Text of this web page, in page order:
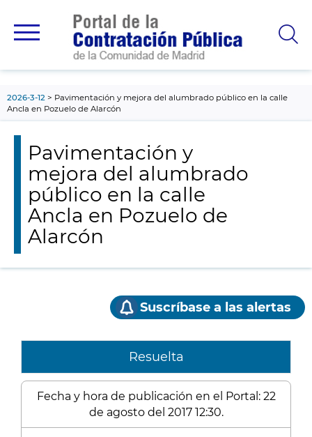
principal
2026-3-12
Pavimentación y mejora del alumbrado público en la calle
Ancla en Pozuelo de Alarcón
Pavimentación y
mejora del alumbrado
público en la calle
Ancla en Pozuelo de
Alarcón
Suscríbase a las alertas
Resuelta
Fecha y hora de publicación en el Portal: 22
de agosto del 2017 12:30.